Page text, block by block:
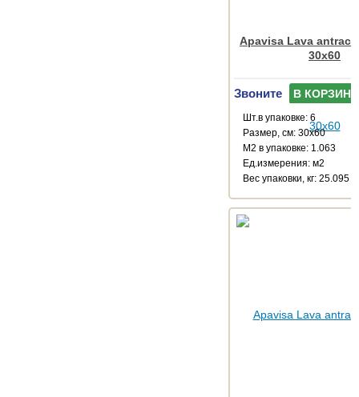
Apavisa Lava
30x60
Звоните В КОРЗИНУ
Шт.в упаковке: 6
Размер, см: 30x60
М2 в упаковке: 1.063
Ед.измерения: м2
Веc упаковки, кг: 25.095